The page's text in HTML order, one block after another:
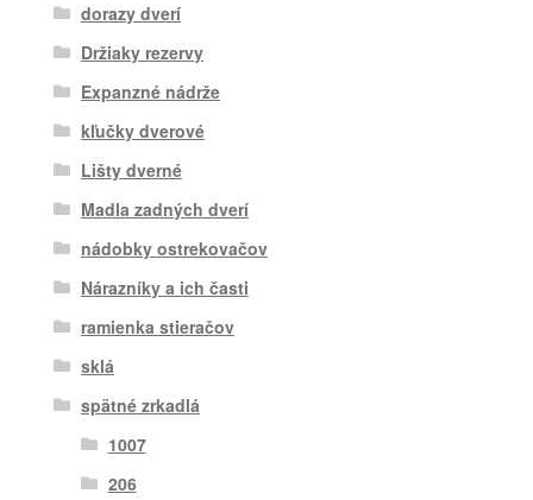
dorazy dverí
Držiaky rezervy
Expanzné nádrže
kľučky dverové
Lišty dverné
Madla zadných dverí
nádobky ostrekovačov
Nárazníky a ich časti
ramienka stieračov
sklá
spätné zrkadlá
1007
206